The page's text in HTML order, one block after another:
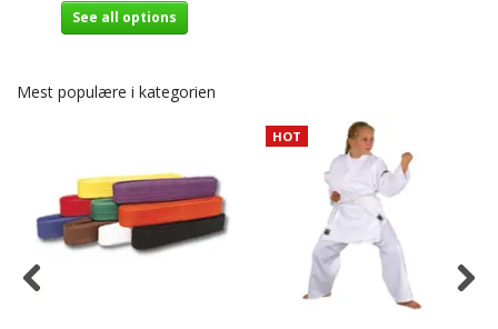
See all options
Mest populære i kategorien
HOT